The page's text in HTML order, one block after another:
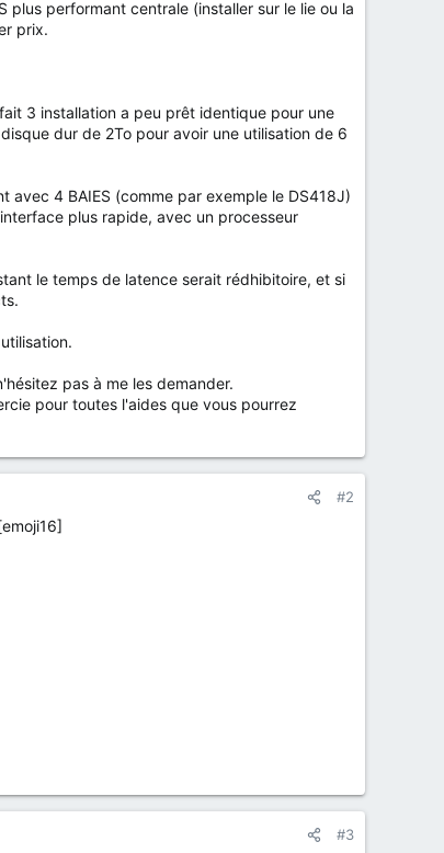
plus performant centrale (installer sur le lie ou la
prix.
3 installation a peu prêt identique pour une
dur de 2To pour avoir une utilisation de 6
avec 4 BAIES (comme par exemple le DS418J)
plus rapide, avec un processeur
le temps de latence serait rédhibitoire, et si
pas à me les demander.
pour toutes l'aides que vous pourrez
#2
#3